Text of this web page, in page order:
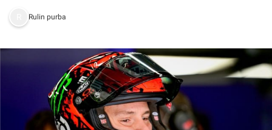
Rulin purba